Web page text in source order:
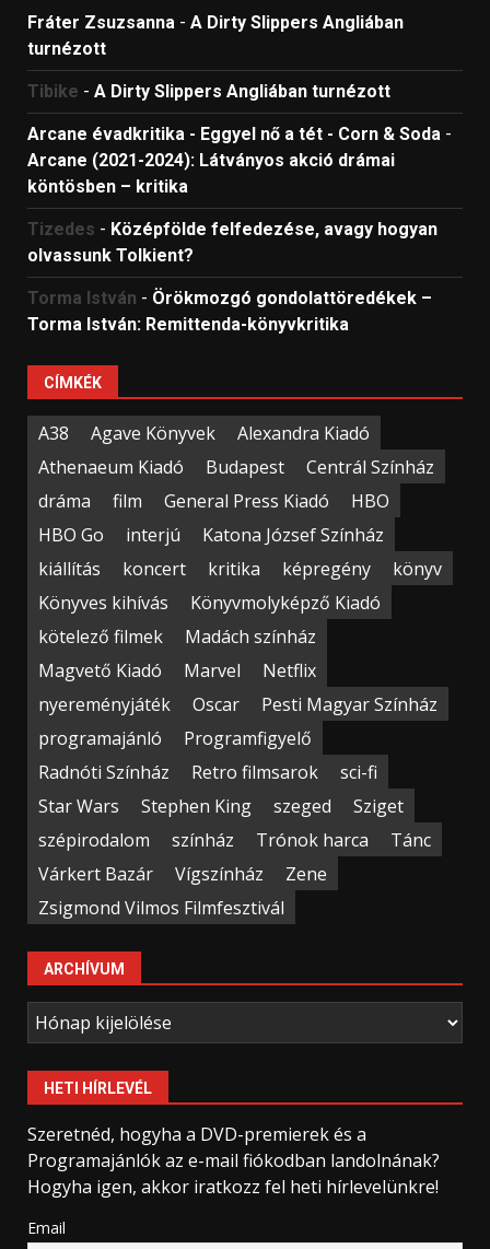
Fráter Zsuzsanna - A Dirty Slippers Angliában
turnézott
Tibike - A Dirty Slippers Angliában turnézott
Arcane évadkritika - Eggyel nő a tét - Corn & Soda -
Arcane (2021-2024): Látványos akció drámai
köntösben – kritika
Tizedes - Középfölde felfedezése, avagy hogyan
olvassunk Tolkient?
Torma István - Örökmozgó gondolattöredékek –
Torma István: Remittenda-könyvkritika
CÍMKÉK
A38 Agave Könyvek
Alexandra Kiadó
Athenaeum Kiadó
Budapest
Centrál Színház
dráma
film General Press Kiadó
HBO
HBO Go
interjú
Katona József Színház
kiállítás
koncert kritika képregény
könyv
Könyves kihívás
Könyvmolyképző Kiadó
kötelező filmek
Madách színház
Magvető Kiadó
Marvel
Netflix
nyereményjáték
Oscar
Pesti Magyar Színház
programajánló
Programfigyelő
Radnóti Színház
Retro filmsarok
sci-fi
Star Wars
Stephen King szeged
Sziget
szépirodalom
színház Trónok harca
Tánc
Várkert Bazár
Vígszínház
Zene
Zsigmond Vilmos Filmfesztivál
ARCHÍVUM
Archívum
HETI HÍRLEVÉL
Szeretnéd, hogyha a DVD-premierek és a
Programajánlók az e-mail fiókodban landolnának?
Hogyha igen, akkor iratkozz fel heti hírlevelünkre!
Email